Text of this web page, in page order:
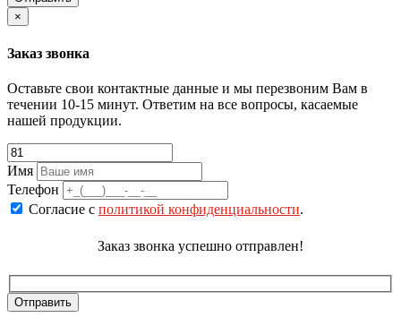
×
Заказ звонка
Оставьте свои контактные данные и мы перезвоним Вам в
течении 10-15 минут. Ответим на все вопросы, касаемые
нашей продукции.
Имя
Телефон
Согласие с политикой конфиденциальности.
Заказ звонка успешно отправлен!